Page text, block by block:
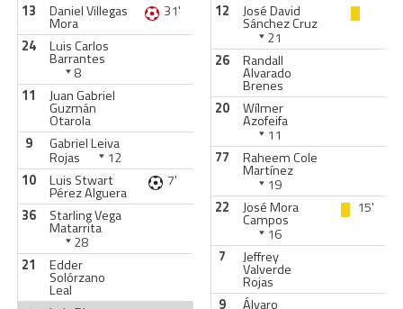
13
Daniel Villegas
Mora
31'
24
Luis Carlos
Barrantes
8
11
Juan Gabriel
Guzmán
Otarola
9
Gabriel Leiva
Rojas
12
10
Luis Stwart
Pérez Alguera
7'
36
Starling Vega
Matarrita
28
21
Edder
Solórzano
Leal
12
José David
Sánchez Cruz
21
26
Randall
Alvarado
Brenes
20
Wílmer
Azofeifa
11
77
Raheem Cole
Martínez
19
22
José Mora
Campos
16
15'
7 Jeffrey
Valverde
Rojas
9
Álvaro